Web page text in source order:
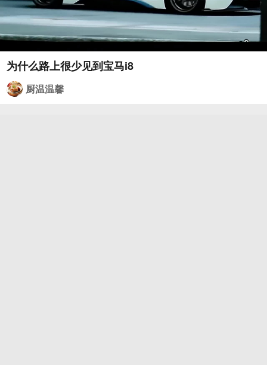
为什么路上很少见到宝马i8
厨温温馨